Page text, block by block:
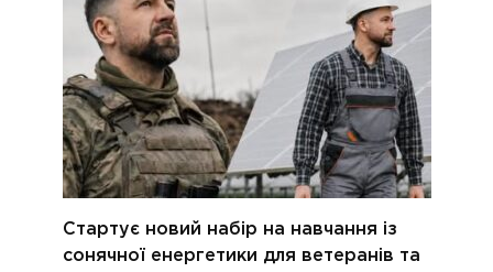
Стартує новий набір на навчання із
сонячної енергетики для ветеранів та